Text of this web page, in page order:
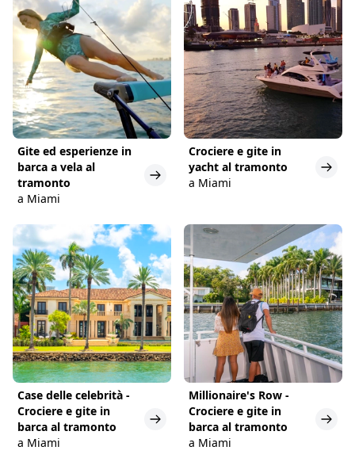
Gite ed esperienze in
barca a vela al
tramonto
a Miami
Crociere e gite in
yacht al tramonto
a Miami
Case delle celebrità -
Crociere e gite in
barca al tramonto
a Miami
Millionaire's Row -
Crociere e gite in
barca al tramonto
a Miami